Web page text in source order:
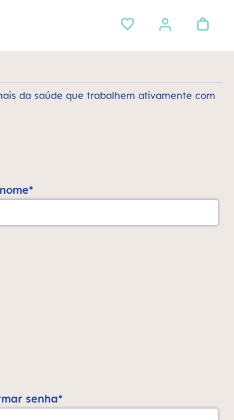
da saúde que trabalhem ativamente com
senha*